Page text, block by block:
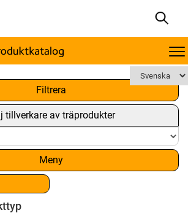
Filtrera
tillverkare av träprodukter
Meny
x